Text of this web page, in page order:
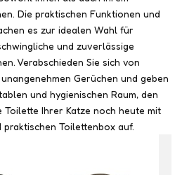
Die praktischen Funktionen und
es zur idealen Wahl für
und zuverlässige
Verabschieden Sie sich von
Gerüchen und geben
und hygienischen Raum, den
Toilette Ihrer Katze noch heute mit
Toilettenbox auf.